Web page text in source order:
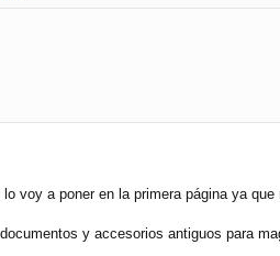
voy a poner en la primera página ya
y accesorios antiguos para